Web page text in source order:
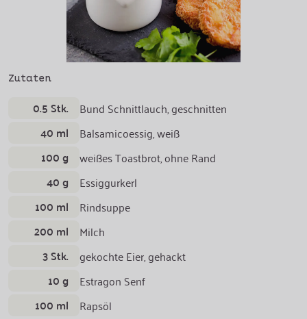
Zutaten
0.5 Stk. Bund Schnittlauch, geschnitten
40 ml Balsamicoessig, weiß
100 g weißes Toastbrot, ohne Rand
40 g Essiggurkerl
100 ml Rindsuppe
200 ml Milch
3 Stk. gekochte Eier, gehackt
10 g Estragon Senf
100 ml Rapsöl